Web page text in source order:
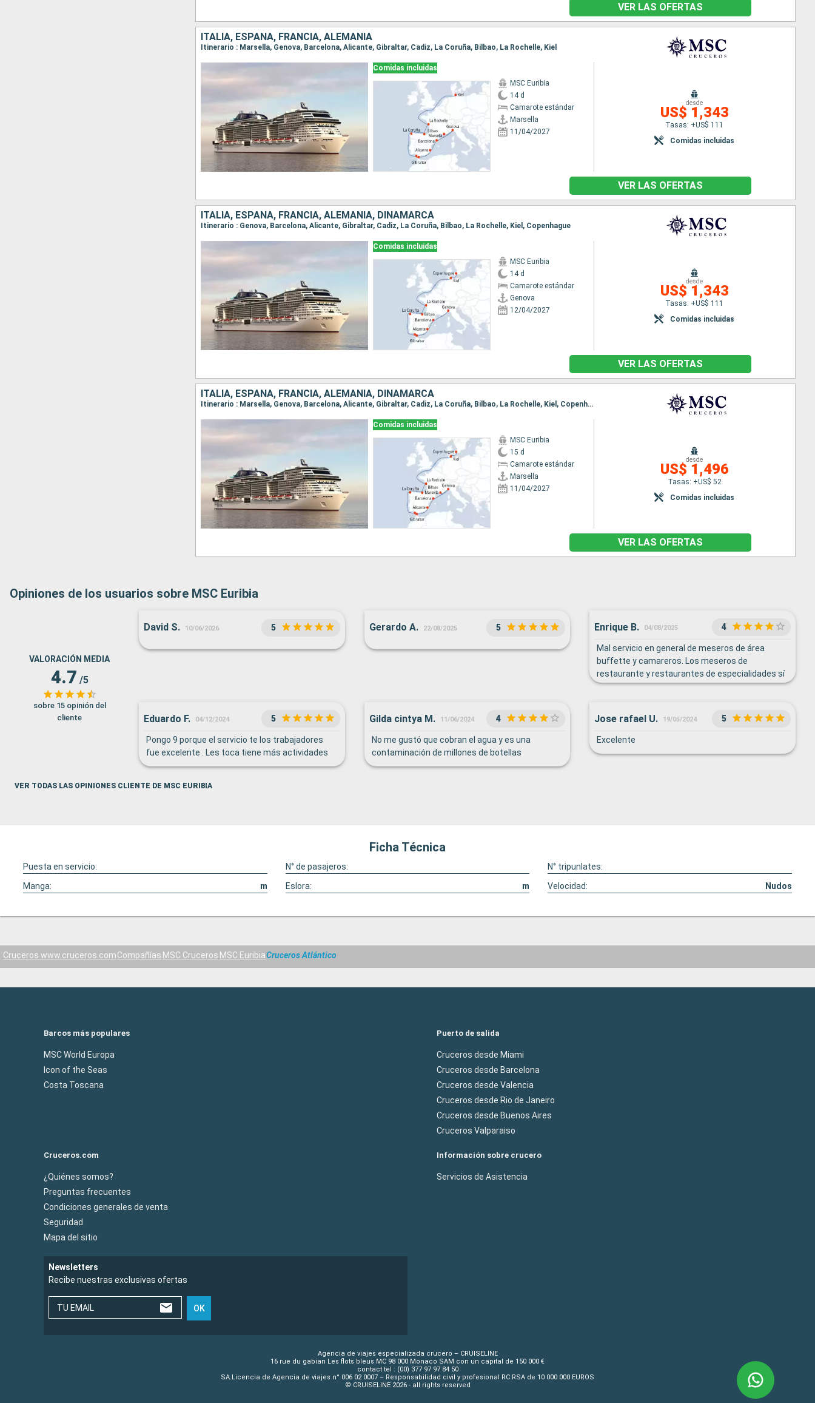
VER LAS OFERTAS
ITALIA, ESPAÑA, FRANCIA, ALEMANIA
Itinerario : Marsella, Genova, Barcelona, Alicante, Gibraltar, Cadiz, La Coruña, Bilbao, La Rochelle, Kiel
Comidas incluidas
MSC Euribia
14 d
Camarote estándar
Marsella
11/04/2027
desde
US$ 1,343
Tasas: +US$ 111
Comidas incluidas
VER LAS OFERTAS
ITALIA, ESPAÑA, FRANCIA, ALEMANIA, DINAMARCA
Itinerario : Genova, Barcelona, Alicante, Gibraltar, Cadiz, La Coruña, Bilbao, La Rochelle, Kiel, Copenhague
Comidas incluidas
MSC Euribia
14 d
Camarote estándar
Genova
12/04/2027
desde
US$ 1,343
Tasas: +US$ 111
Comidas incluidas
VER LAS OFERTAS
ITALIA, ESPAÑA, FRANCIA, ALEMANIA, DINAMARCA
Itinerario : Marsella, Genova, Barcelona, Alicante, Gibraltar, Cadiz, La Coruña, Bilbao, La Rochelle, Kiel, Copenhague
Comidas incluidas
MSC Euribia
15 d
Camarote estándar
Marsella
11/04/2027
desde
US$ 1,496
Tasas: +US$ 52
Comidas incluidas
VER LAS OFERTAS
Opiniones de los usuarios sobre MSC Euribia
VALORACIÓN MEDIA
4.7 /5
sobre 15 opinión del
cliente
David S. 10/06/2026 5 Gerardo A. 22/08/2025 5 Enrique B. 04/08/2025 4
Mal servicio en general de meseros de área
buffette y camareros. Los meseros de
restaurante y restaurantes de especialidades sí
es bueno El área de información es eficiente,
Los shows muy malos y también las
ambientaciones en el promenade muy malas
Eduardo F. 04/12/2024 5
Pongo 9 porque el servicio te los trabajadores
fue excelente . Les toca tiene más actividades
Gilda cintya M. 11/06/2024 4
No me gustó que cobran el agua y es una
contaminación de millones de botellas
Jose rafael U. 19/05/2024 5
Excelente
VER TODAS LAS OPINIONES CLIENTE DE MSC EURIBIA
Ficha Técnica
Puesta en servicio: N° de pasajeros:
N° tripunlates:
Manga:
m Eslora: m Velocidad: Nudos
Cruceros www.cruceros.comCompañías MSC Cruceros MSC EuribiaCruceros Atlántico
Barcos más populares
MSC World Europa
Icon of the Seas
Costa Toscana
Puerto de salida
Cruceros desde Miami
Cruceros desde Barcelona
Cruceros desde Valencia
Cruceros desde Rio de Janeiro
Cruceros desde Buenos Aires
Cruceros Valparaiso
Cruceros.com
¿Quiénes somos?
Preguntas frecuentes
Condiciones generales de venta
Seguridad
Mapa del sitio
Información sobre crucero
Servicios de Asistencia
Newsletters
Recibe nuestras exclusivas ofertas
TU EMAIL OK
Agencia de viajes especializada crucero – CRUISELINE
16 rue du gabian Les flots bleus MC 98 000 Monaco SAM con un capital de 150 000 €
contact tel : (00) 377 97 97 84 50
SA.Licencia de Agencia de viajes n° 006 02 0007 – Responsabilidad civil y profesional RC RSA de 10 000 000 EUROS
© CRUISELINE 2026 - all rights reserved